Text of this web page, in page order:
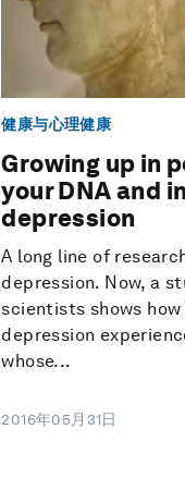
健康与心理健康
Growing up in
your DNA and
depression
A long line of
depression. Now, a
scientists shows
depression
whose...
2016年05月31日